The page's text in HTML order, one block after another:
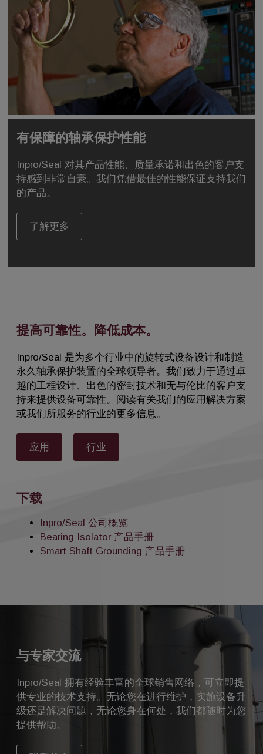
有保障的轴承保护性能
Inpro/Seal 对其产品性能、质量承诺和出色的客户支
持感到非常自豪。我们凭借最佳的性能保证支持我们
的产品。
了解更多
提高可靠性。降低成本。
Inpro/Seal 是为多个行业中的旋转式设备设计和制造
永久轴承保护装置的全球领导者。我们致力于通过卓
越的工程设计、出色的密封技术和无与伦比的客户支
持来提供设备可靠性。阅读有关我们的应用解决方案
或我们所服务的行业的更多信息。
应用 行业
下载
Inpro/Seal 公司概览
Bearing Isolator 产品手册
Smart Shaft Grounding 产品手册
与专家交流
Inpro/Seal 拥有经验丰富的全球销售网络，可立即提
供专业的技术支持。无论您在进行维护，实施设备升
级还是解决问题，无论您身在何处，我们都随时为您
提供帮助。